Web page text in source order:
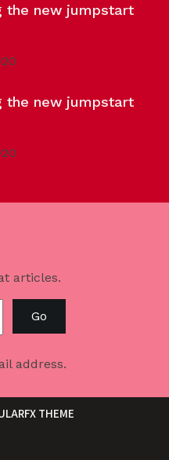
the new jumpstart
the new jumpstart
articles.
Go
address.
THEME